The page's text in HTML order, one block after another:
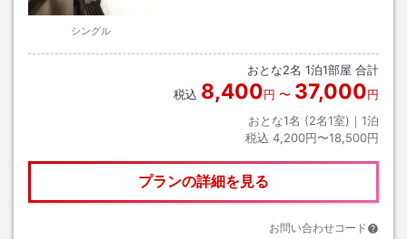
シングル
おとな2名 1泊1部屋 合計
税込 8,400円 〜 37,000円
おとな1名 (2名1室)｜ 1泊
税込 4,200円〜18,500円
プランの詳細を見る
お問い合わせコード